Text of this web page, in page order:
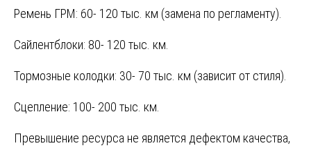
Ремень ГРМ: 60- 120 тыс. км (замена по регламенту).
Сайлентблоки: 80- 120 тыс. км.
Тормозные колодки: 30- 70 тыс. км (зависит от стиля).
Сцепление: 100- 200 тыс. км.
Превышение ресурса не является дефектом качества,